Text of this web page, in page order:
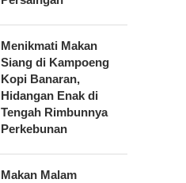
Menikmati Makan
Siang di Kampoeng
Kopi Banaran,
Hidangan Enak di
Tengah Rimbunnya
Perkebunan
Makan Malam